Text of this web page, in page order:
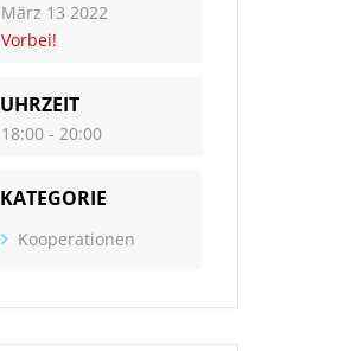
März 13 2022
Vorbei!
UHRZEIT
18:00 - 20:00
KATEGORIE
Kooperationen